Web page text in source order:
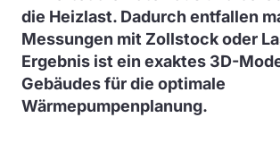
die Heizlast. Dadurch entfallen
Messungen mit Zollstock oder
Ergebnis ist ein exaktes 3D-
Gebäudes für die optimale
Wärmepumpenplanung.